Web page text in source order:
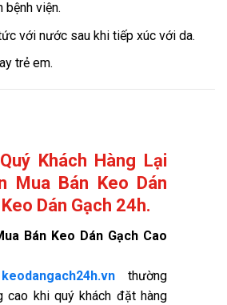
bệnh viện.
với nước sau khi tiếp xúc với da.
trẻ em.
Khách Hàng Lại
Mua Bán Keo Dán
Dán Gạch 24h.
Bán Keo Dán Gạch Cao
keodangach24h.vn
thường
cao khi quý khách đặt hàng